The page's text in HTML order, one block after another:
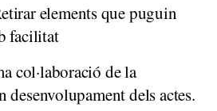
elements que puguin
facilitat
col·laboració de la
desenvolupament dels actes.